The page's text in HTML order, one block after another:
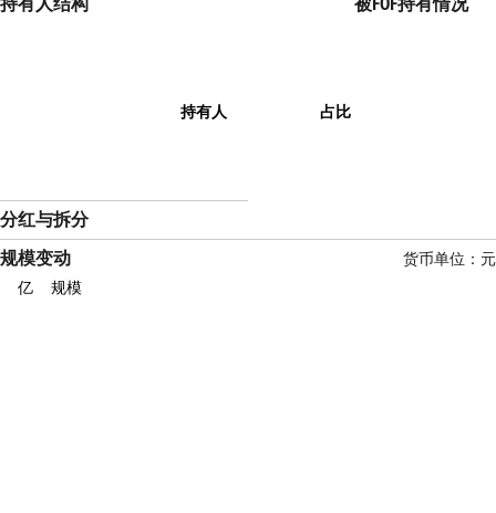
持有人 占比
分红与拆分
规模变动
货币单位：元
亿
规模